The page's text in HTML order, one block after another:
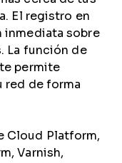
El registro en
sobre
La función de
permite
red de forma
Cloud Platform,
Varnish,